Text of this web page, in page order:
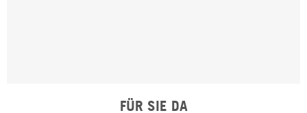
FÜR SIE DA